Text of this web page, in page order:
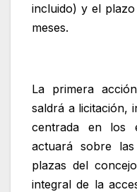
incluido) y el
meses.
La primera
saldrá a licitación,
centrada en los
actuará sobre
plazas del
integral de la